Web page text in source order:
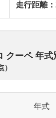
走行距離
クーペ 年
）
年式